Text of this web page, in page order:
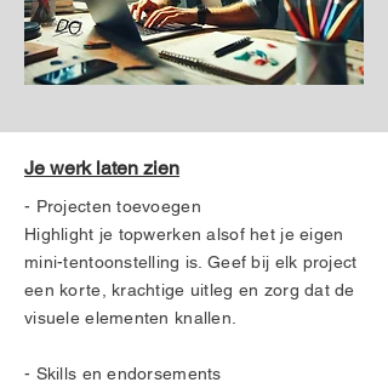
Je werk laten zien
- Projecten toevoegen
Highlight je topwerken alsof het je eigen
mini-tentoonstelling is. Geef bij elk project
een korte, krachtige uitleg en zorg dat de
visuele elementen knallen.
- Skills en endorsements